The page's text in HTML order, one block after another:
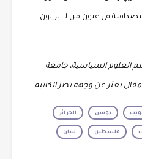
في عيون من لا يزالون
العلوم السياسية، جامعة
تعبّر عن وجهة نظر الكاتبة.
تونس الجزائر
فلسطين لبنان